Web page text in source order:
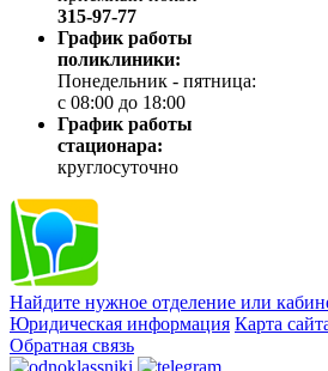
315-97-77
График работы
поликлиники:
Понедельник - пятница:
с 08:00 до 18:00
График работы
стационара:
круглосуточно
Найдите нужное отделение или
Юридическая информация Карта
Обратная связь